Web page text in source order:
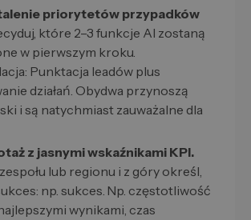
priorytetów przypadków
które 2–3 funkcje AI zostaną
w pierwszym kroku.
Punktacja leadów plus
działań. Obydwa przynoszą
i są natychmiast zauważalne dla
z jasnymi wskaźnikami KPI.
lub regionu i z góry określ,
np. sukces. Np. częstotliwość
wynikami, czas